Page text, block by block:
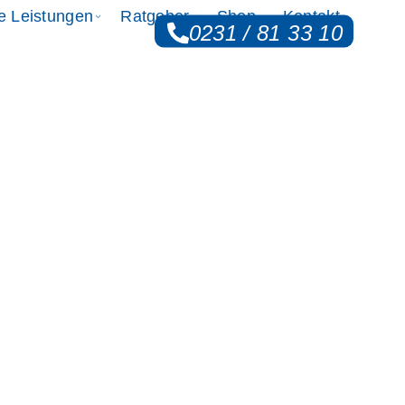
Leistungen Ratgeber Shop Kontakt
0231 / 81 33 10